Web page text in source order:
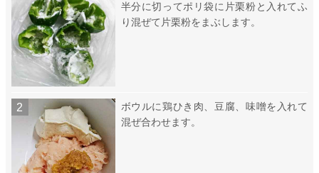
半分に切ってポリ袋に片栗粉と入れてふ
り混ぜて片栗粉をまぶします。
ボウルに鶏ひき肉、豆腐、味噌を入れて
混ぜ合わせます。